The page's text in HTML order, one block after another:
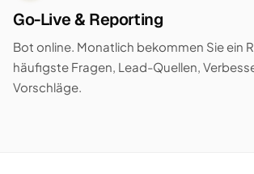
Go-Live & Reporting
Bot online. Monatlich bekommen Sie ein
häufigste Fragen, Lead-Quellen,
Vorschläge.